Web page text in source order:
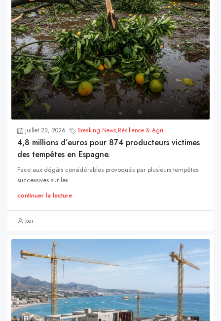
juillet 23, 2026 Breaking News,Résilience & Agri
4,8 millions d’euros pour 874 producteurs victimes
des tempêtes en Espagne.
Face aux dégâts considérables provoqués par plusieurs tempêtes
successives sur les...
continuer la lecture
par